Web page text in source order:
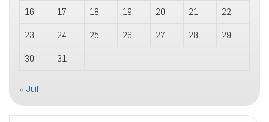
16
17 18 19 20 21
22
23
24 25 26 27 28
29
30
31
« Juil